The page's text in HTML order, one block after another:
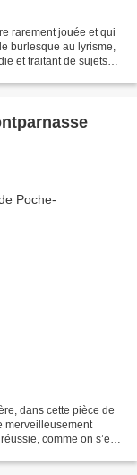
rarement jouée et qui
burlesque au lyrisme,
et traitant de sujets
dans cette pièce de
merveilleusement
comme on s’en